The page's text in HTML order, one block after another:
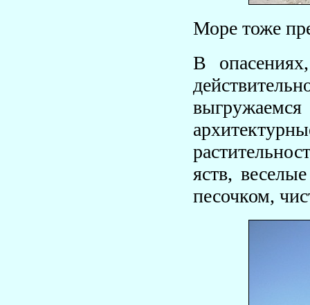
Море тоже
В
яств,
песочком,